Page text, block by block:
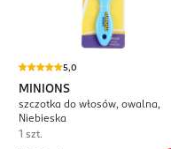
5,0
MINIONS
szczotka do włosów, owalna,
Niebieska
1 szt.